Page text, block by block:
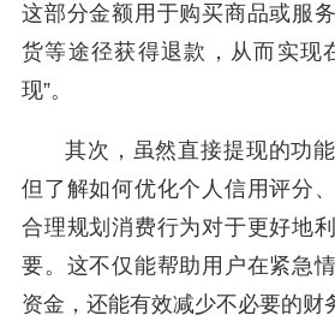
这部分金额用于购买商品或服
货等途径获得退款，从而实现
现”。
其次，虽然直接提现的功
但了解如何优化个人信用评分
合理规划消费行为对于更好地
要。这不仅能帮助用户在紧急
资金，还能有效减少不必要的财